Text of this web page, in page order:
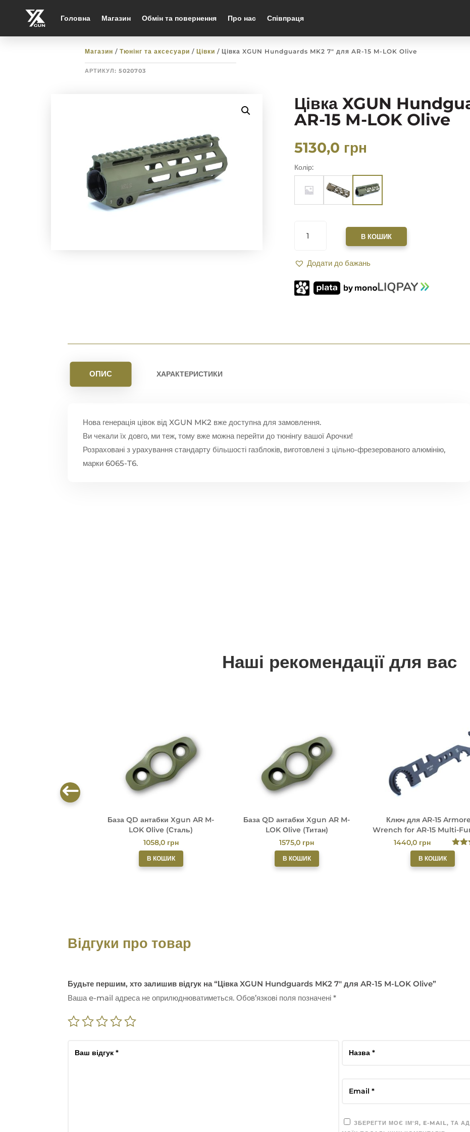
Головна Магазин Обмін та повернення Про нас Співпраця
Магазин / Тюнінг та аксесуари / Цівки / Цівка XGUN Hundguards MK2 7″ для AR-15 M-LOK Olive
АРТИКУЛ: 5020703
Цівка XGUN
AR-15 M-LOK Olive
5130,0 грн
Колір:
XGUN
7"
AR-
15
В КОШИК
Додати до бажань
ОПИС ХАРАКТЕРИСТИКИ
Нова генерація цівок від XGUN MK2 вже доступна для замовлення.
Ви чекали їх довго, ми теж, тому вже можна перейти до тюнінгу вашої Арочки!
Розраховані з урахування стандарту більшості газблоків, виготовлені з цільно-фрезерованого алюмінію,
марки 6065-T6.
Наші рекомендації для вас
База QD антабки Xgun AR M-
LOK Оlive (Сталь)
1058,0 грн
В КОШИК
База QD антабки Xgun AR M-
LOK Оlive (Титан)
1575,0 грн
В КОШИК
Ключ для AR-15
Wrench for AR-15 Multi-
Tool by XGUN
3.00
1440,0 грн
В КОШИК
Відгуки про товар
Будьте першим, хто залишив відгук на “Цівка XGUN Hundguards MK2 7″ для AR-15 M-LOK Olive”
Ваша e-mail адреса не оприлюднюватиметься. Обов’язкові поля позначені*
ЗБЕРЕГТИ МОЄ ІМ'Я, E-MAIL, ТА